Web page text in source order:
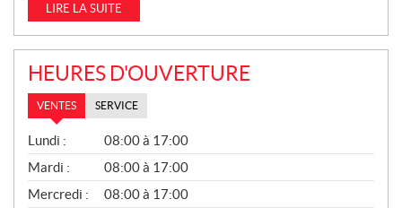
LIRE LA SUITE
HEURES D'OUVERTURE
VENTES SERVICE
V
E
N
T
E
Lundi :
08:00 à 17:00
Mardi :
08:00 à 17:00
Mercredi :
08:00 à 17:00